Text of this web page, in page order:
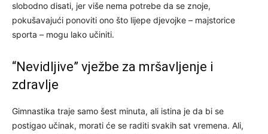
slobodno disati, jer više nema potrebe da se znoje,
pokušavajući ponoviti ono što lijepe djevojke – majstorice
sporta – mogu lako učiniti.
“Nevidljive” vježbe za mršavljenje i
zdravlje
Gimnastika traje samo šest minuta, ali istina je da bi se
postigao učinak, morati će se raditi svakih sat vremena. Ali,